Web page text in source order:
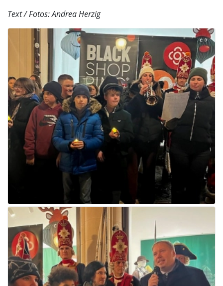
Text / Fotos: Andrea Herzig